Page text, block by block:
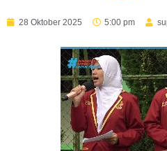
28 Oktober 2025 5:00 pm